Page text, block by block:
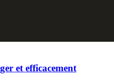
et efficacement